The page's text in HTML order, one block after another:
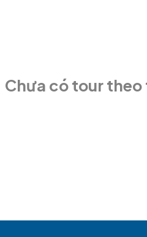
có khối thạch nhũ rủ
khoa học vẫn chưa lý giải